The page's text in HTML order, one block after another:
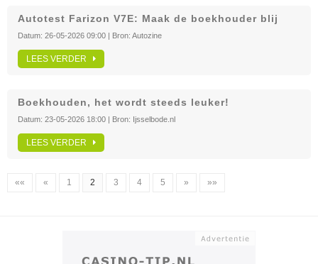
Autotest Farizon V7E: Maak de boekhouder blij
Datum: 26-05-2026 09:00 | Bron: Autozine
LEES VERDER
Boekhouden, het wordt steeds leuker!
Datum: 23-05-2026 18:00 | Bron: Ijsselbode.nl
LEES VERDER
«« « 1 2 3 4 5 » »»